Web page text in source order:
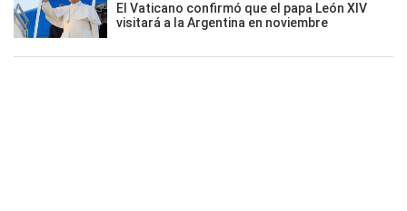
El Vaticano confirmó que el papa León XIV
visitará a la Argentina en noviembre